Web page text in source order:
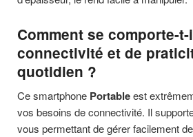
Comment se comporte-
connectivité et de
quotidien ?
Ce smartphone Portableest
vos besoins de connectivité. Il
vous permettant de gérer facilement